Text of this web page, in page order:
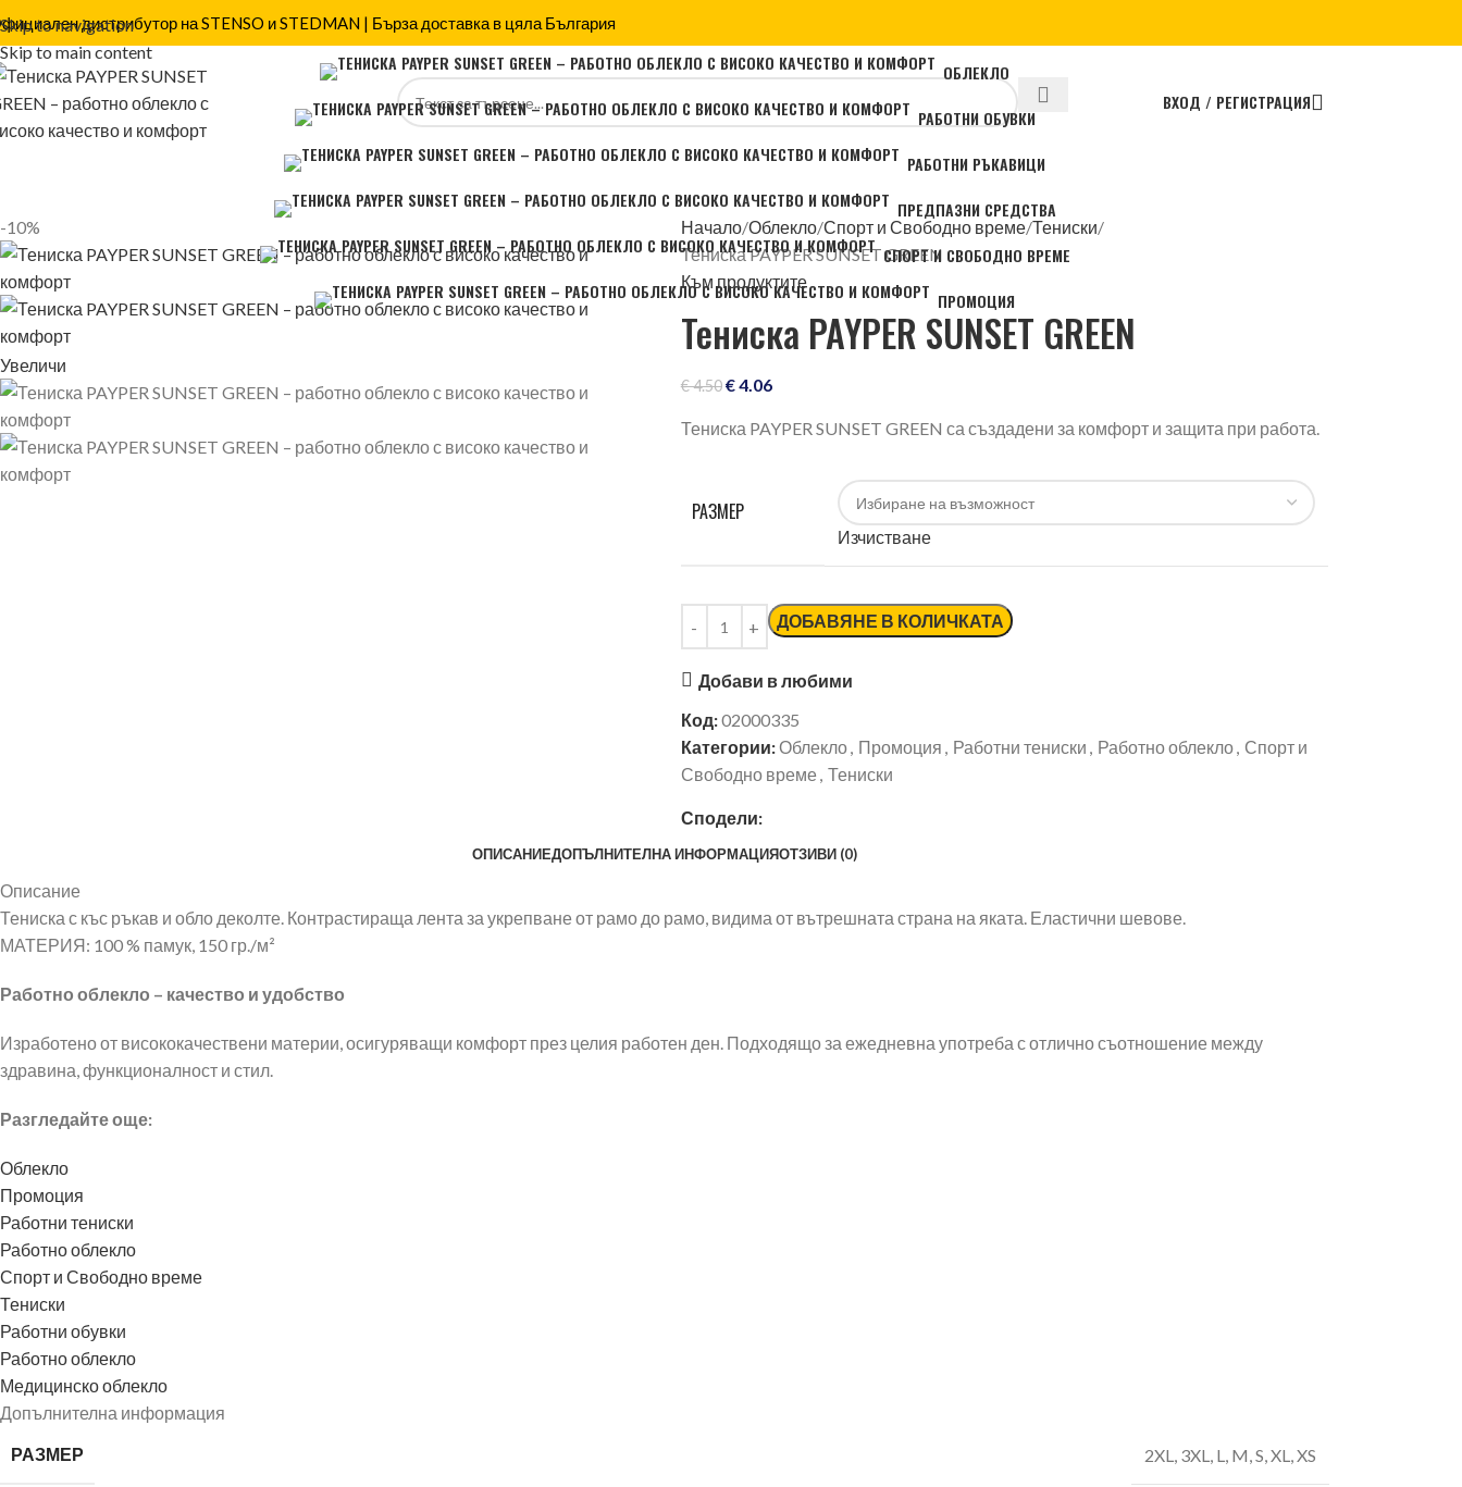
Skip to navigation
Skip to main content
дистрибутор на STENSO и STEDMAN | Бърза доставка в цяла България
ВХОД / РЕГИСТРАЦИЯ
ОБЛЕКЛО
РАБОТНИ ОБУВКИ
РАБОТНИ РЪКАВИЦИ
ПРЕДПАЗНИ СРЕДСТВА
СПОРТ И СВОБОДНО ВРЕМЕ
ПРОМОЦИЯ
-10%
Увеличи
Начало Облекло Спорт и Свободно време Тениски
Тениска PAYPER SUNSET GREEN
Към продуктите
Тениска PAYPER SUNSET GREEN
€4.50€4.06
Тениска PAYPER SUNSET GREEN са създадени за комфорт и защита при работа.
РАЗМЕР
Изчистване
ДОБАВЯНЕ В КОЛИЧКАТА
Добави в любими
Код:02000335
Категории:Облекло, Промоция , Работни тениски , Работно облекло, Спорт и
Свободно време , Тениски
Сподели:
ОПИСАНИЕДОПЪЛНИТЕЛНА ИНФОРМАЦИЯОТЗИВИ (0)
Описание
Тениска с къс ръкав и обло деколте. Контрастираща лента за укрепване от рамо до рамо, видима от вътрешната страна на яката. Еластични шевове.
МАТЕРИЯ: 100 % памук, 150 гр./м²
Работно облекло – качество и удобство
Изработено от висококачествени материи, осигуряващи комфорт през целия работен ден. Подходящо за ежедневна употреба с отлично съотношение между
здравина, функционалност и стил.
Разгледайте още:
Облекло
Промоция
Работни тениски
Работно облекло
Спорт и Свободно време
Тениски
Работни обувки
Работно облекло
Медицинско облекло
Допълнителна информация
РАЗМЕР
2XL 3XL L M S XL XS